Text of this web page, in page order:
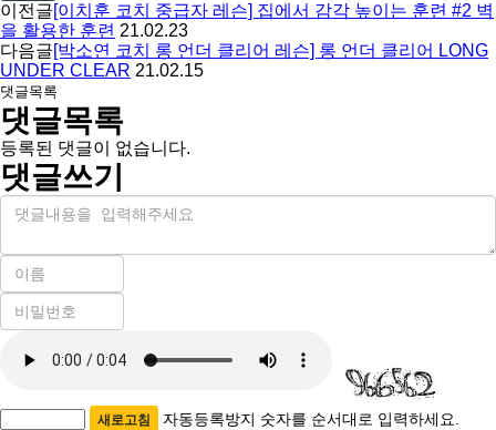
이전글[이치훈 코치 중급자 레슨] 집에서 감각 높이는 훈련 #2 벽
을 활용한 훈련 21.02.23
다음글[박소연 코치 롱 언더 클리어 레슨] 롱 언더 클리어 LONG
UNDER CLEAR 21.02.15
댓글목록
댓글목록
등록된 댓글이 없습니다.
댓글쓰기
내
이
필
수
비
밀
새로고침 자동등록방지 숫자를 순서대로 입력하세요.